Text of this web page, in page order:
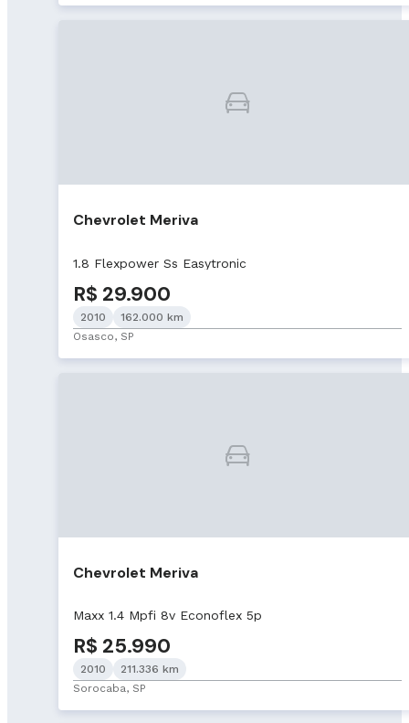
Chevrolet Meriva
1.8 Flexpower Ss Easytronic
R$ 29.900
2010
162.000 km
Osasco, SP
Chevrolet Meriva
Maxx 1.4 Mpfi 8v Econoflex 5p
R$ 25.990
2010
211.336 km
Sorocaba, SP